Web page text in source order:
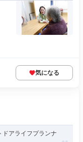
気になる
ドアライフプランナ